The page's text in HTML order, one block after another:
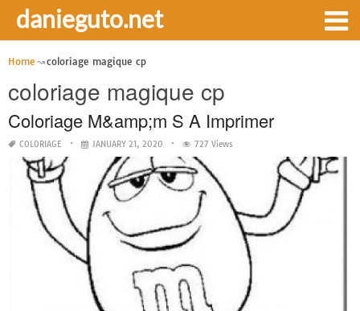
danieguto.net
Home coloriage magique cp
coloriage magique cp
Coloriage M&amp;m S A Imprimer
COLORIAGE JANUARY 21, 2020 727 Views